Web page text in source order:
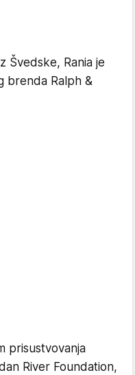
Švedske, Rania je
brenda Ralph &
prisustvovanja
River Foundation,